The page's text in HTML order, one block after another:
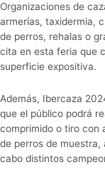
Organizaciones de
armerías, taxidermia,
de perros, rehalas o
cita en esta feria que
superficie expositiva.
Además, Ibercaza
que el público podrá
comprimido o tiro con
de perros de muestra,
cabo distintos